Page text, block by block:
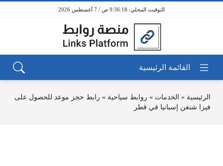
9:36:18 ص / 7 أغسطس 2026
الرئيسية » الخدمات » روابط سياحية » رابط حجز موعد للحصول على
فيزا شنغن إسبانيا في قطر